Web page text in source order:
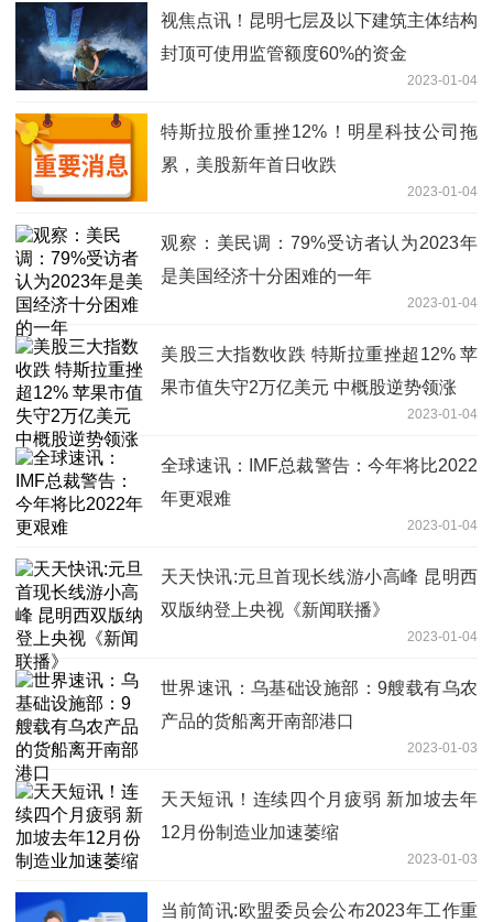
视焦点讯！昆明七层及以下建筑主体结构
封顶可使用监管额度60%的资金
2023-01-04
特斯拉股价重挫12%！明星科技公司拖
累，美股新年首日收跌
2023-01-04
观察：美民调：79%受访者认为2023年
是美国经济十分困难的一年
2023-01-04
美股三大指数收跌 特斯拉重挫超12% 苹
果市值失守2万亿美元 中概股逆势领涨
2023-01-04
全球速讯：IMF总裁警告：今年将比2022
年更艰难
2023-01-04
天天快讯:元旦首现长线游小高峰 昆明西
双版纳登上央视《新闻联播》
2023-01-04
世界速讯：乌基础设施部：9艘载有乌农
产品的货船离开南部港口
2023-01-03
天天短讯！连续四个月疲弱 新加坡去年
12月份制造业加速萎缩
2023-01-03
当前简讯:欧盟委员会公布2023年工作重